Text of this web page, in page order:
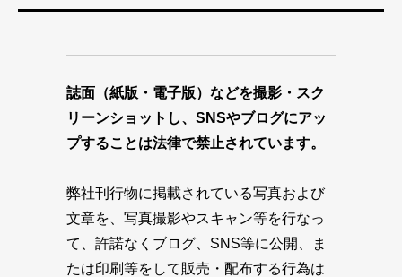
誌面（紙版・電子版）などを撮影・スク
リーンショットし、SNSやブログにアッ
プすることは法律で禁止されています。
弊社刊行物に掲載されている写真および
文章を、写真撮影やスキャン等を行なっ
て、許諾なくブログ、SNS等に公開、ま
たは印刷等をして販売・配布する行為は